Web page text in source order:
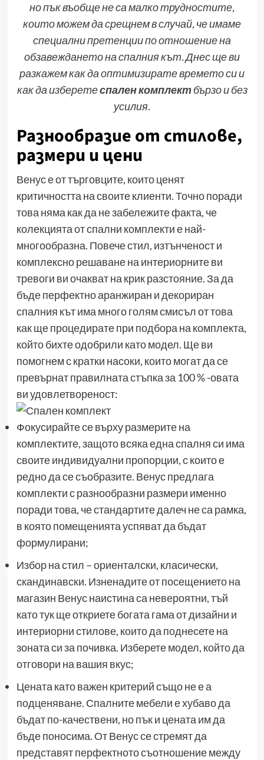
но пък въобще не са малко трудностите,
които можем да срещнем в случай, че имаме
специални претенции по отношение на
обзавеждането на спалния кът. Днес ще ви
разкажем как да оптимизирате времето си и
как да изберетеспален комплектбързо и без
усилия.
Разнообразие от стилове,
размери и цени
Венус е от търговците, които ценят
критичността на своите клиенти. Точно поради
това няма как да не забележите факта, че
колекцията от спални комплекти е най-
многообразна. Повече стил, изтънченост и
комплексно решаване на интериорните ви
тревоги ви очакват на крик разстояние. За да
бъде перфектно аранжиран и декориран
спалния кът има много голям смисъл от това
как ще процедирате при подбора на комплекта,
който бихте одобрили като модел. Ще ви
помогнем с кратки насоки, които могат да се
превърнат правилната стъпка за 100 % -овата
ви удовлетвореност:
Фокусирайте се върху размерите на
комплектите, защото всяка една спалня си има
своите индивидуални пропорции, с които е
редно да се съобразите. Венус предлага
комплекти с разнообразни размери именно
поради това, че стандартите далеч не са рамка,
в която помещенията успяват да бъдат
формулирани;
Избор на стил – ориенталски, класически,
скандинавски. Изненадите от посещението на
магазин Венус наистина са невероятни, тъй
като тук ще откриете богата гама от дизайни и
интериорни стилове, които да поднесете на
зоната си за почивка. Изберете модел, който да
отговори на вашия вкус;
Цената като важен критерий също не е а
подценяване. Спалните мебели е хубаво да
бъдат по-качествени, но пък и цената им да
бъде поносима. От Венус се стремят да
представят перфектното съотношение между